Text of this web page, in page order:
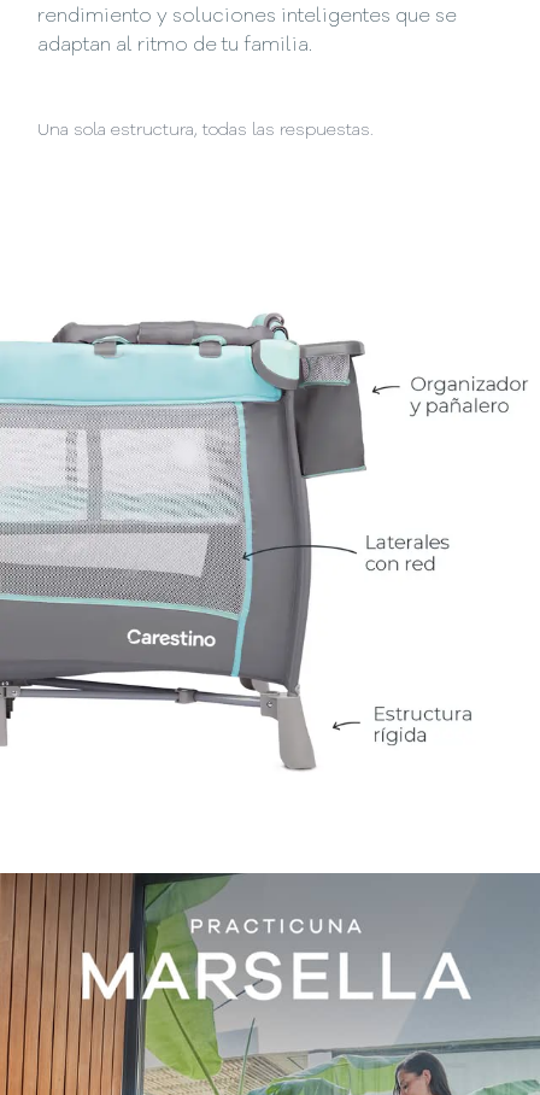
rendimiento y soluciones inteligentes que se
adaptan al ritmo de tu familia.
Una sola estructura, todas las respuestas.